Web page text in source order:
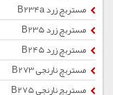
مستربچ زرد B234a
مستربچ زرد B235
مستربچ زرد B245
مستربچ نارنجی B273
مستربچ نارنجی B275